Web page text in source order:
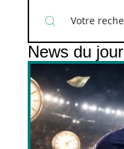
News du jour